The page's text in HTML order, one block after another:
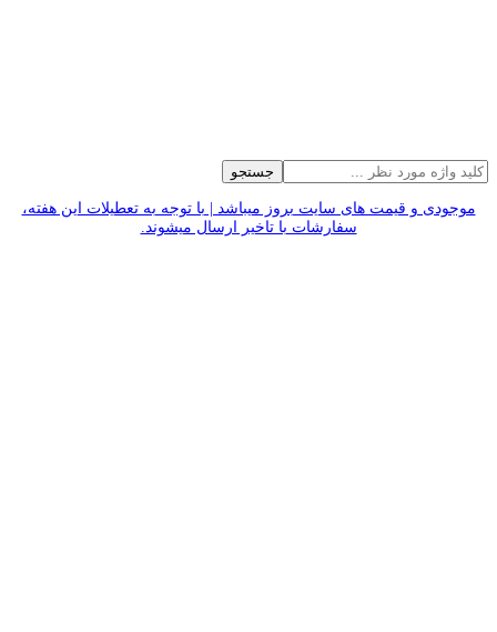
جستجو
موجودی و قیمت های سایت بروز میباشد | با توجه به تعطیلات این هفته،
سفارشات با تاخیر ارسال میشوند.